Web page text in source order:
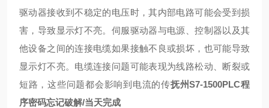
驱动器接收到不稳定的电压时，其内部电路可能会受到损
害，导致显示灯不亮。伺服驱动器与电源、控制器以及其
他设备之间的连接电缆如果接触不良或损坏，也可能导致
显示灯不亮。电缆连接问题可能表现为线路松动、断裂或
短路，这些问题都会影响到电流的传抚州S7-1500PLC程
序密码忘记破解/当天完成